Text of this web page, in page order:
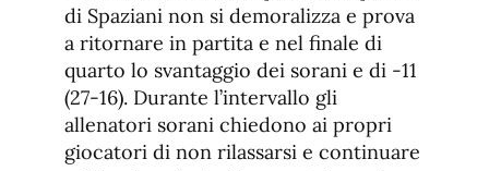
di Spaziani non si demoralizza e prova
a ritornare in partita e nel finale di
quarto lo svantaggio dei sorani e di -11
(27-16). Durante l’intervallo gli
allenatori sorani chiedono ai propri
giocatori di non rilassarsi e continuare